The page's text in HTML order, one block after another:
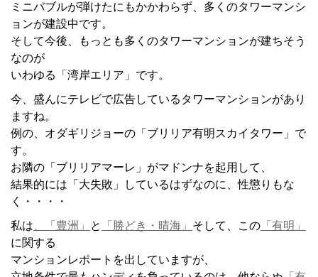
ミニバブルが弾けたにもかかわらず、多くのタワーマンシ
ョンが建設中です。
そして今後、もっとも多くのタワーマンションが建ちそう
なのが
いわゆる「湾岸エリア」です。
今、盛んにテレビで広告しているタワーマンションがあり
ますね。
例の、オダギリジョーの「ブリリア有明スカイタワー」で
す。
お隣の「ブリリアマーレ」がマドンナを起用して、
結果的には「大失敗」しているはずなのに、性懲りもな
く・・・・
私は 、「豊洲」 と 「勝どき・晴海」 そして、この 「有明」
に関する
マンションレポートを出していますが、